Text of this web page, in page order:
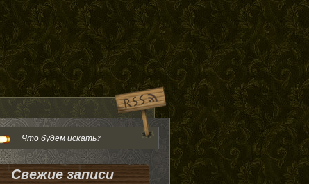
Свежие записи